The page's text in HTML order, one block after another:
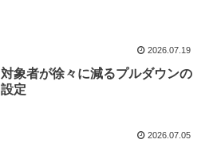
2026.07.19
対象者が徐々に減るプルダウンの
設定
2026.07.05